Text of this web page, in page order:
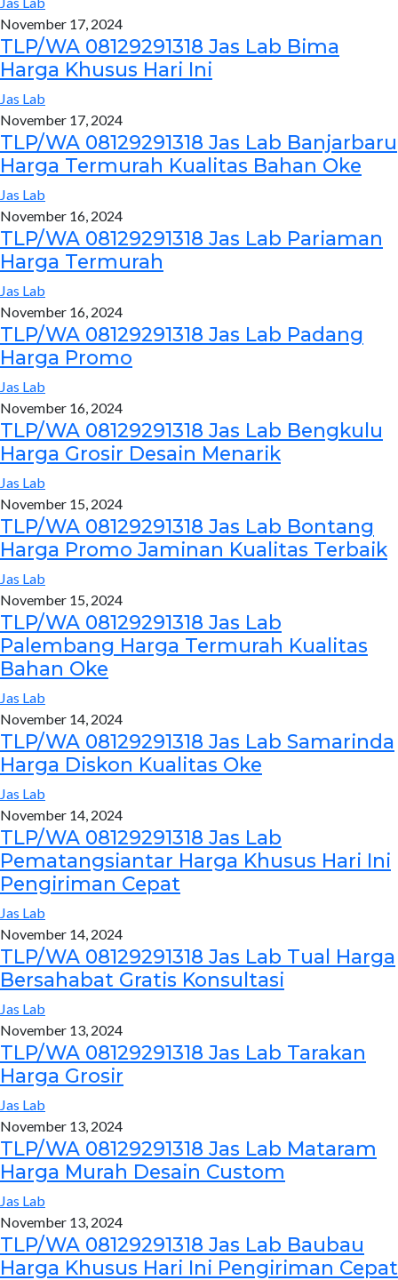
November 17, 2024
TLP/WA 08129291318 Jas Lab Bima
Harga Khusus Hari Ini
Jas Lab
November 17, 2024
TLP/WA 08129291318 Jas Lab Banjarbaru
Harga Termurah Kualitas Bahan Oke
Jas Lab
November 16, 2024
TLP/WA 08129291318 Jas Lab Pariaman
Harga Termurah
Jas Lab
November 16, 2024
TLP/WA 08129291318 Jas Lab Padang
Harga Promo
Jas Lab
November 16, 2024
TLP/WA 08129291318 Jas Lab Bengkulu
Harga Grosir Desain Menarik
Jas Lab
November 15, 2024
TLP/WA 08129291318 Jas Lab Bontang
Harga Promo Jaminan Kualitas Terbaik
Jas Lab
November 15, 2024
TLP/WA 08129291318 Jas Lab
Palembang Harga Termurah Kualitas
Bahan Oke
Jas Lab
November 14, 2024
TLP/WA 08129291318 Jas Lab Samarinda
Harga Diskon Kualitas Oke
Jas Lab
November 14, 2024
TLP/WA 08129291318 Jas Lab
Pematangsiantar Harga Khusus Hari Ini
Pengiriman Cepat
Jas Lab
November 14, 2024
TLP/WA 08129291318 Jas Lab Tual Harga
Bersahabat Gratis Konsultasi
Jas Lab
November 13, 2024
TLP/WA 08129291318 Jas Lab Tarakan
Harga Grosir
Jas Lab
November 13, 2024
TLP/WA 08129291318 Jas Lab Mataram
Harga Murah Desain Custom
Jas Lab
November 13, 2024
TLP/WA 08129291318 Jas Lab Baubau
Harga Khusus Hari Ini Pengiriman Cepat